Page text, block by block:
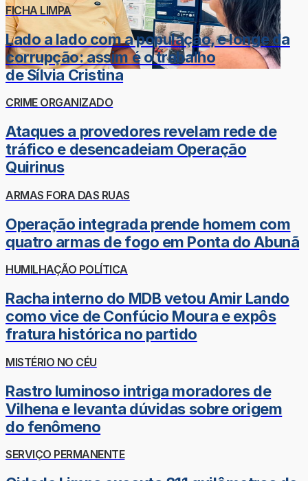
FICHA LIMPA
Lado a lado com a população, e longe da
corrupção: assim é o trabalho
de Sílvia Cristina
CRIME ORGANIZADO
Ataques a provedores revelam rede de
tráfico e desencadeiam Operação
Quirinus
ARMAS FORA DAS RUAS
Operação integrada prende homem com
quatro armas de fogo em Ponta do Abunã
HUMILHAÇÃO POLÍTICA
Racha interno do MDB vetou Amir Lando
como vice de Confúcio Moura e expôs
fratura histórica no partido
MISTÉRIO NO CÉU
Rastro luminoso intriga moradores de
Vilhena e levanta dúvidas sobre origem
do fenômeno
SERVIÇO PERMANENTE